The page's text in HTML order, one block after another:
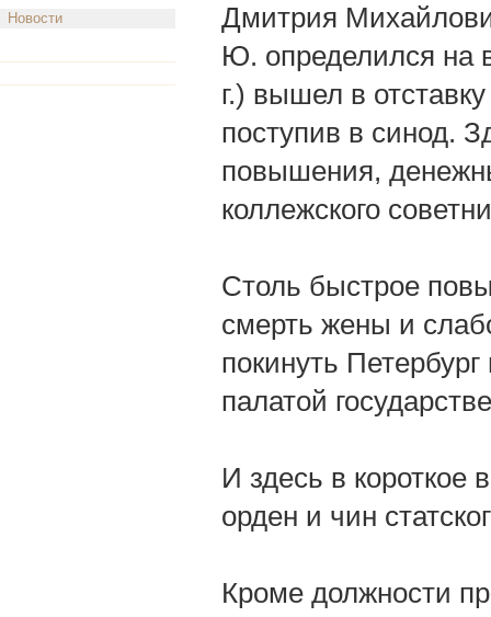
Новости
Дмитрия
Ю. определился на
г.) вышел в
поступив в синод.
повышения,
коллежского
Столь быстрое
смерть жены и
покинуть
палатой
И здесь в короткое
орден и чин
Кроме должности